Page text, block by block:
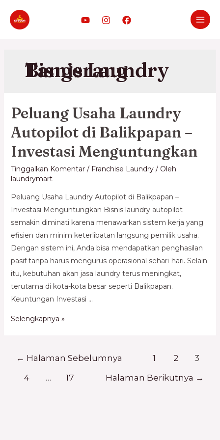
Bisnis Laundry Tangerang
Peluang Usaha Laundry
Autopilot di Balikpapan –
Investasi Menguntungkan
Tinggalkan Komentar / Franchise Laundry/ Oleh
laundrymart
Peluang Usaha Laundry Autopilot di Balikpapan –
Investasi Menguntungkan Bisnis laundry autopilot
semakin diminati karena menawarkan sistem kerja yang
efisien dan minim keterlibatan langsung pemilik usaha.
Dengan sistem ini, Anda bisa mendapatkan penghasilan
pasif tanpa harus mengurus operasional sehari-hari. Selain
itu, kebutuhan akan jasa laundry terus meningkat,
terutama di kota-kota besar seperti Balikpapan.
Keuntungan Investasi …
Selengkapnya »
← Halaman Sebelumnya 1 2
3
4
… 17 Halaman Berikutnya →